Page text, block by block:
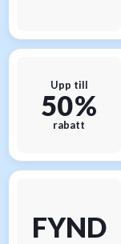
Upp till
50 %
rabatt
FYND